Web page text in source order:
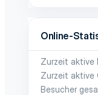
Online-
Zurzeit aktive
Zurzeit aktive
Besucher